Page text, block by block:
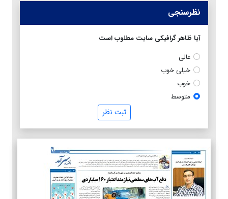
نظرسنجی
آیا ظاهر گرافیکی سایت مطلوب است
عالی
خیلی خوب
خوب
متوسط
ثبت نظر